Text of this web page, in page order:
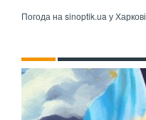
Погода на sinoptik.ua у Харкові